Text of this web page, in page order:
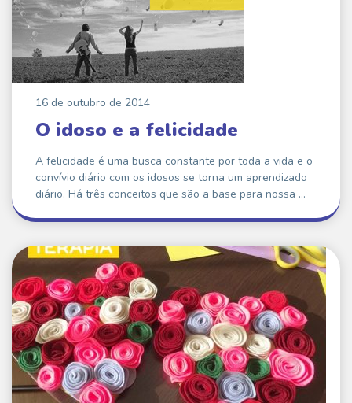
16 de outubro de 2014
O idoso e a felicidade
A felicidade é uma busca constante por toda a vida e o
convívio diário com os idosos se torna um aprendizado
diário. Há três conceitos que são a base para nossa …